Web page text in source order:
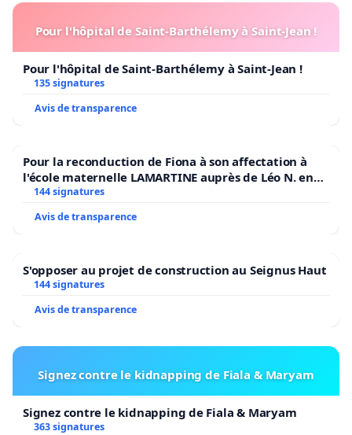
Pour l'hôpital de Saint-Barthélemy à Saint-Jean !
Pour l'hôpital de Saint-Barthélemy à Saint-Jean !
135 signatures
Avis de transparence
Pour la reconduction de Fiona à son affectation à
l'école maternelle LAMARTINE auprès de Léo N. en
2026/2027
144 signatures
Avis de transparence
S'opposer au projet de construction au Seignus Haut
144 signatures
Avis de transparence
Signez contre le kidnapping de Fiala & Maryam
Signez contre le kidnapping de Fiala & Maryam
363 signatures